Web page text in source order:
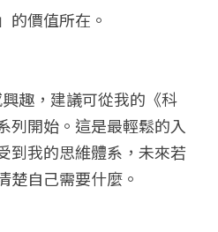
的價值所在。
趣，建議可從我的《科
列開始。這是最輕鬆的入
到我的思維體系，未來若
楚自己需要什麼。